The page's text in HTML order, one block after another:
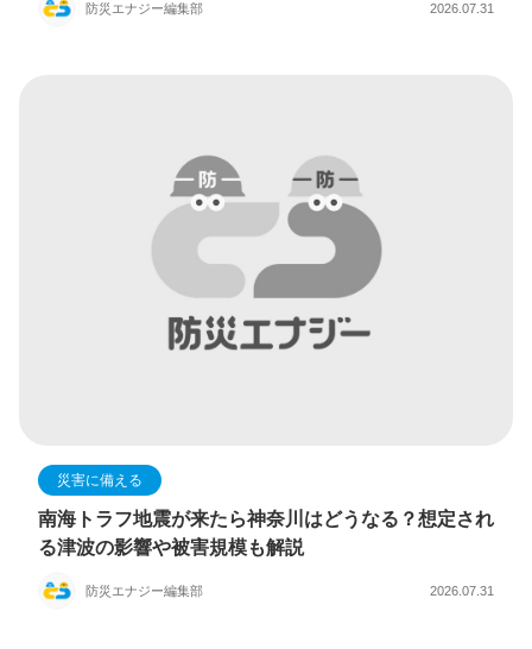
防災エナジー編集部 2026.07.31
災害に備える
南海トラフ地震が来たら神奈川はどうなる？想定され
る津波の影響や被害規模も解説
防災エナジー編集部 2026.07.31